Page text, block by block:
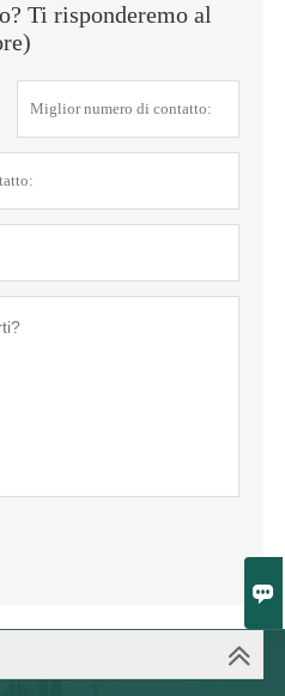

Ti risponderemo al